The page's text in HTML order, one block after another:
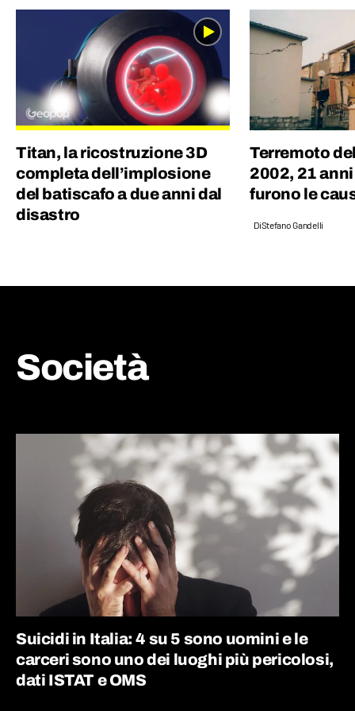
Titan, la ricostruzione 3D
completa dell’implosione
del batiscafo a due anni dal
disastro
Terremoto
2002, 21
furono le
DiStefano Gandelli
Società
Suicidi in Italia: 4 su 5 sono uomini e le
carceri sono uno dei luoghi più pericolosi,
dati ISTAT e OMS